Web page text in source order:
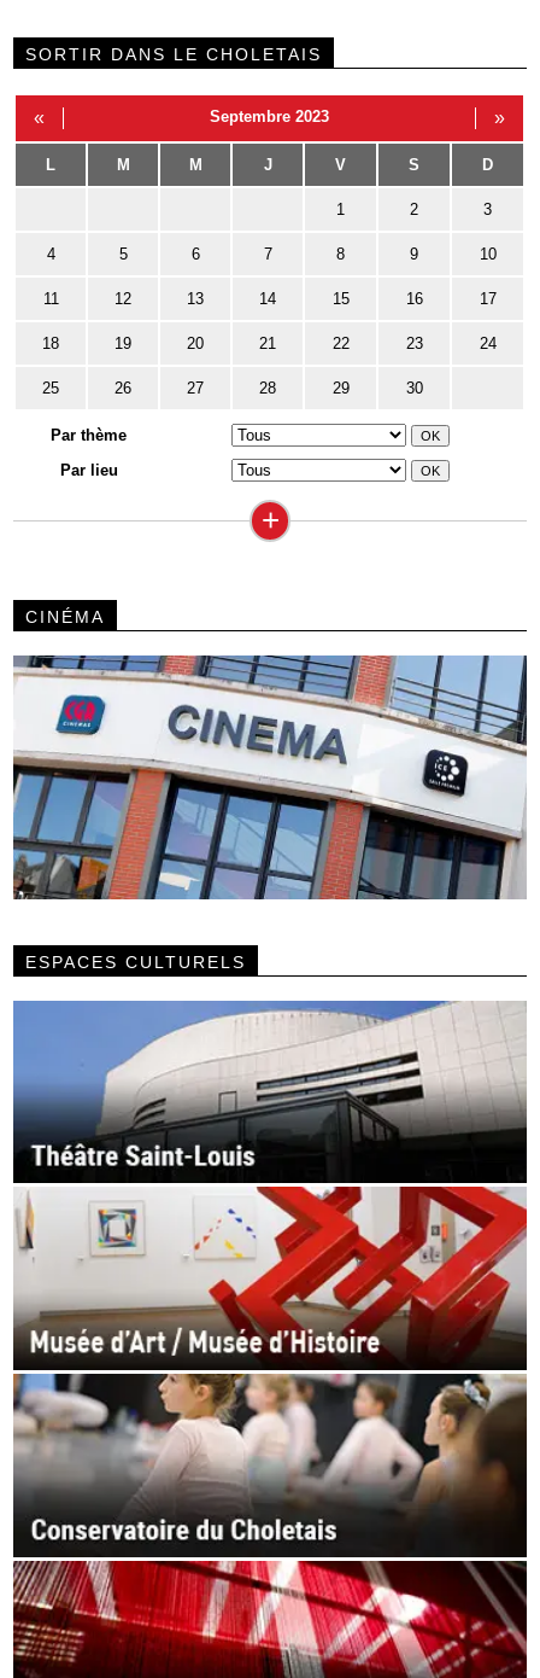
SORTIR DANS LE CHOLETAIS
« Septembre 2023 »
L M M J V S D
1 2 3
4 5 6 7 8 9 10
11 12 13 14 15 16 17
18 19 20 21 22 23 24
25 26 27 28 29 30
Par thème
Par lieu
+
CINÉMA
ESPACES CULTURELS